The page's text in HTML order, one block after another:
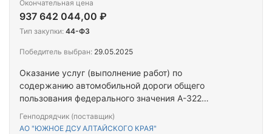
Оказание услуг (выполнение работ) по
содержанию автомобильной дороги общего
пользования федерального значения А-322
Казахстан км 12+211 – км 298+164, км 303+440 –
Генподрядчик (поставщик)
АО "ЮЖНОЕ ДСУ АЛТАЙСКОГО КРАЯ"
Окончательная цена
937 642 044,00 ₽
Тип закупки: 44-ФЗ
Победитель выбран: 29.05.2025